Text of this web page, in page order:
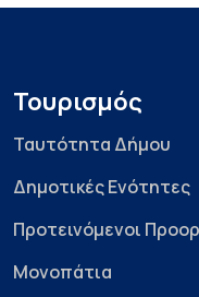
Τουρισμός
Ταυτότητα Δήμου
Δημοτικές Ενότητες
Προτεινόμενοι
Μονοπάτια